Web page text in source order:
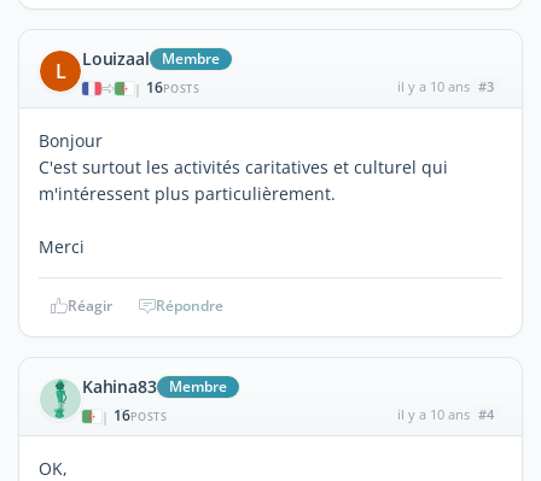
L Louizaal Membre
| 16POSTS il y a 10 ans #3
Bonjour
C'est surtout les activités caritatives et culturel qui
m'intéressent plus particulièrement.
Merci
Réagir Répondre
Kahina83 Membre
| 16POSTS il y a 10 ans #4
OK,